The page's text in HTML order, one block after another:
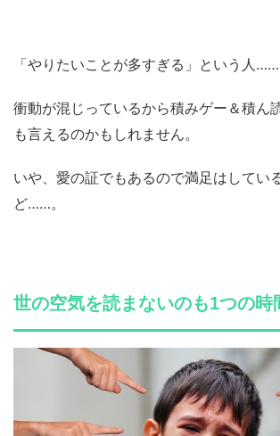
「やりたいことが多すぎる」という人……
衝動が混じっているから積みゲー＆積ん
も言えるのかもしれません。
いや、愛の証でもあるので満足はしてい
ど……。
世の空気を読まないのも1つの時